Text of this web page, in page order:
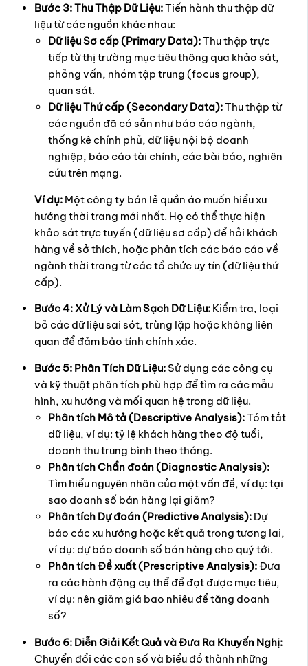
Bước 3: Thu Thập Dữ Liệu:Tiến hành thu thập dữ
liệu từ các nguồn khác nhau:
Dữ liệu Sơ cấp (Primary Data):Thu thập trực
tiếp từ thị trường mục tiêu thông qua khảo sát,
phỏng vấn, nhóm tập trung (focus group),
quan sát.
Dữ liệu Thứ cấp (Secondary Data):Thu thập từ
các nguồn đã có sẵn như báo cáo ngành,
thống kê chính phủ, dữ liệu nội bộ doanh
nghiệp, báo cáo tài chính, các bài báo, nghiên
cứu trên mạng.
Ví dụ: Một công ty bán lẻ quần áo muốn hiểu xu
hướng thời trang mới nhất. Họ có thể thực hiện
khảo sát trực tuyến (dữ liệu sơ cấp) để hỏi khách
hàng về sở thích, hoặc phân tích các báo cáo về
ngành thời trang từ các tổ chức uy tín (dữ liệu thứ
cấp).
Bước 4: Xử Lý và Làm Sạch Dữ Liệu: Kiểm tra, loại
bỏ các dữ liệu sai sót, trùng lặp hoặc không liên
quan để đảm bảo tính chính xác.
Bước 5: Phân Tích Dữ Liệu: Sử dụng các công cụ
và kỹ thuật phân tích phù hợp để tìm ra các mẫu
hình, xu hướng và mối quan hệ trong dữ liệu.
Phân tích Mô tả (Descriptive Analysis):Tóm tắt
dữ liệu, ví dụ: tỷ lệ khách hàng theo độ tuổi,
doanh thu trung bình theo tháng.
Phân tích Chẩn đoán (Diagnostic Analysis):
Tìm hiểu nguyên nhân của một vấn đề, ví dụ: tại
sao doanh số bán hàng lại giảm?
Phân tích Dự đoán (Predictive Analysis): Dự
báo các xu hướng hoặc kết quả trong tương lai,
ví dụ: dự báo doanh số bán hàng cho quý tới.
Phân tích Đề xuất (Prescriptive Analysis):Đưa
ra các hành động cụ thể để đạt được mục tiêu,
ví dụ: nên giảm giá bao nhiêu để tăng doanh
số?
Bước 6: Diễn Giải Kết Quả và Đưa Ra Khuyến Nghị:
Chuyển đổi các con số và biểu đồ thành những